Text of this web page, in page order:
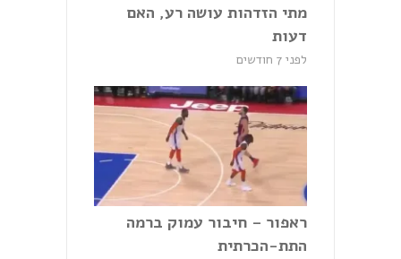
מתי הזדהות עושה רע, האם
דעות
לפני 7 חודשים
ראפור – חיבור עמוק ברמה
התת-הכרתית